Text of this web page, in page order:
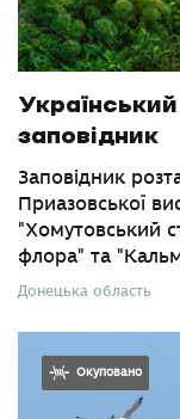
заповідник
Заповідник
Приазовської
"Хомутовський
флора" та
Донецька область
Окуповано